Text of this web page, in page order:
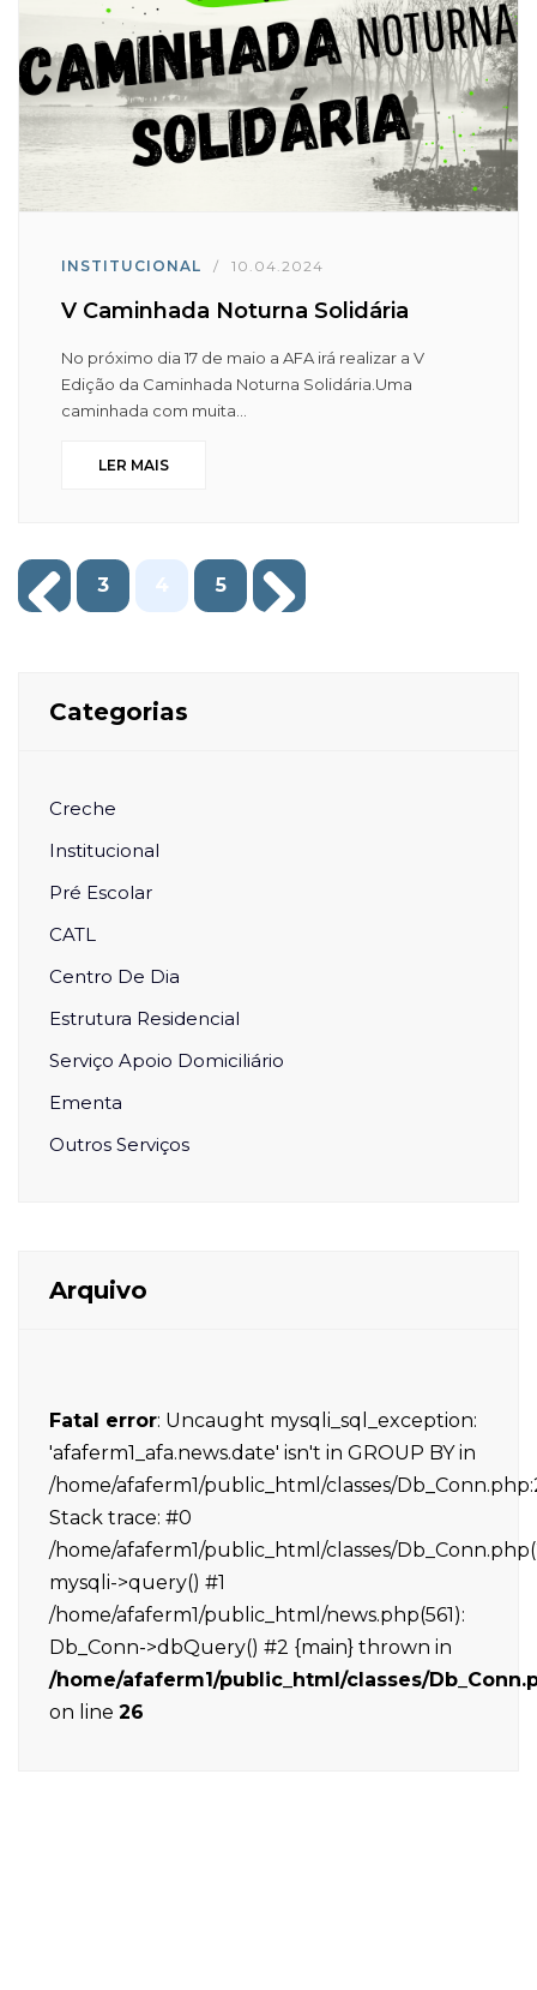
INSTITUCIONAL / 10.04.2024
V Caminhada Noturna Solidária
No próximo dia 17 de maio a AFA irá realizar a V
Edição da Caminhada Noturna Solidária.Uma
caminhada com muita...
LER MAIS
3 4 5
Categorias
Creche
Institucional
Pré Escolar
CATL
Centro De Dia
Estrutura Residencial
Serviço Apoio Domiciliário
Ementa
Outros Serviços
Arquivo
Fatal error: Uncaught mysqli_sql_exception:
'afaferm1_afa.news.date' isn't in GROUP BY in
/home/afaferm1/public_html/classes/
Stack trace: #0
/home/afaferm1/public_html/classes/
mysqli->query() #1
/home/afaferm1/public_html/news.php(561):
Db_Conn->dbQuery() #2 {main} thrown in
/home/afaferm1/public_html/classes/
on line 26